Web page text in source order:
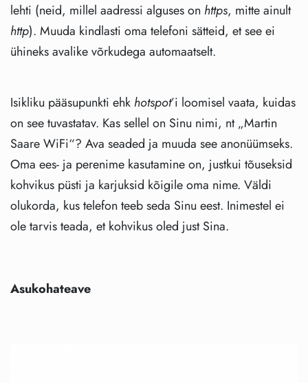
lehti (neid, millel aadressi alguses on https, mitte ainult
http). Muuda kindlasti oma telefoni sätteid, et see ei
ühineks avalike võrkudega automaatselt.
Isikliku pääsupunkti ehk hotspot’i loomisel vaata, kuidas
on see tuvastatav. Kas sellel on Sinu nimi, nt „Martin
Saare WiFi“? Ava seaded ja muuda see anonüümseks.
Oma ees- ja perenime kasutamine on, justkui tõuseksid
kohvikus püsti ja karjuksid kõigile oma nime. Väldi
olukorda, kus telefon teeb seda Sinu eest. Inimestel ei
ole tarvis teada, et kohvikus oled just Sina.
Asukohateave